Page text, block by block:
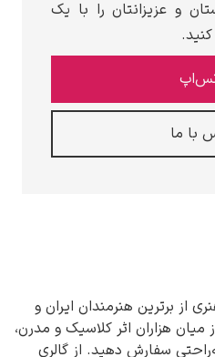
را با یک
ایران و
و مدرن،
از گالری